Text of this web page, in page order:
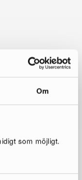
Om
som möjligt.